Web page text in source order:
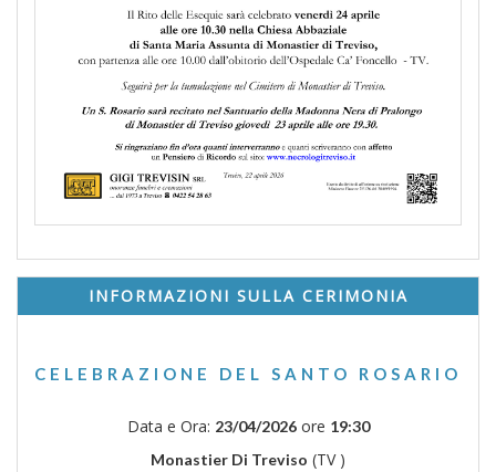
INFORMAZIONI SULLA CERIMONIA
CELEBRAZIONE DEL SANTO ROSARIO
Data e Ora: 23/04/2026ore 19:30
Monastier Di Treviso (TV )